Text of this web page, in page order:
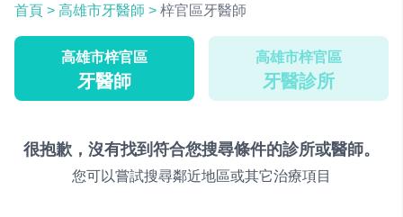
首頁 > 高雄市牙醫師 > 梓官區牙醫師
高雄市梓官區
牙醫師
高雄市梓官區
牙醫診所
很抱歉，沒有找到符合您搜尋條件的診所或醫師。
您可以嘗試搜尋鄰近地區或其它治療項目